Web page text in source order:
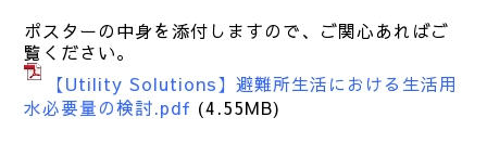
ポスターの中身を添付しますので、ご関心あればご
覧ください。
【Utility Solutions】避難所生活における生活用
水必要量の検討.pdf (4.55MB)